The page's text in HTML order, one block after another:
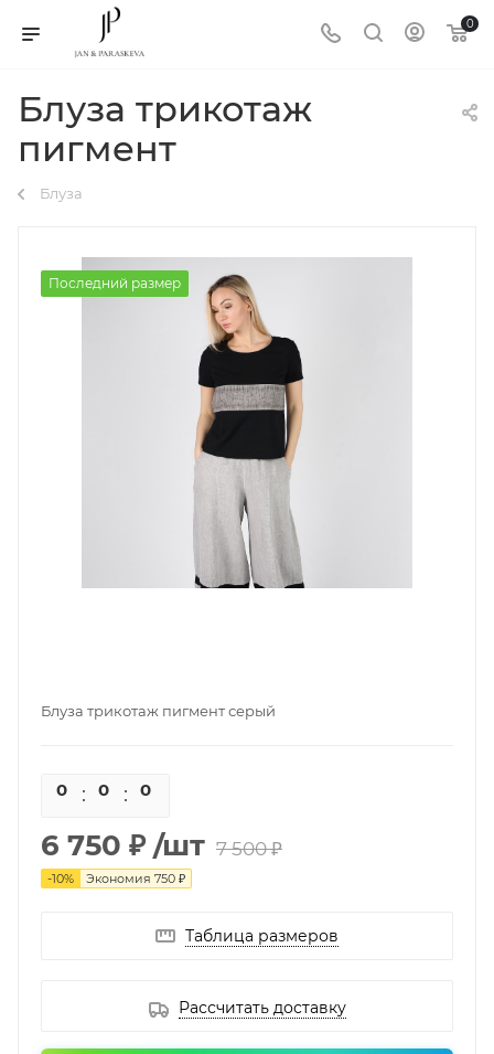
0
Блуза трикотаж
пигмент
Блуза
Последний размер
Блуза трикотаж пигмент серый
0 0 0
6 750 ₽ /шт 7 500 ₽
-10% Экономия 750 ₽
Таблица размеров
Рассчитать доставку